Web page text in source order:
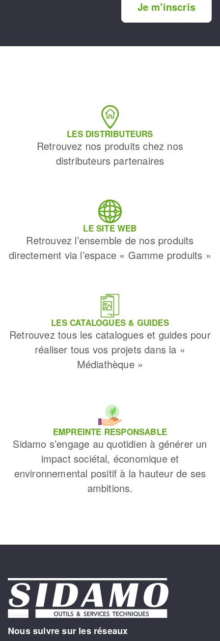
Je m'inscris
LES DISTRIBUTEURS
Retrouvez nos produits chez nos
distributeurs partenaires
LE SITE WEB
Retrouvez l’ensemble de nos produits
directement via l’espace « Gamme produits »
LES CATALOGUES & GUIDES
Retrouvez tous les catalogues et guides pour
réaliser tous vos projets dans la «
Médiathèque »
EMPREINTE RESPONSABLE
Sidamo s’engage au quotidien à générer un
impact sociétal, économique et
environnemental positif à la hauteur de ses
ambitions.
Nous suivre sur les réseaux